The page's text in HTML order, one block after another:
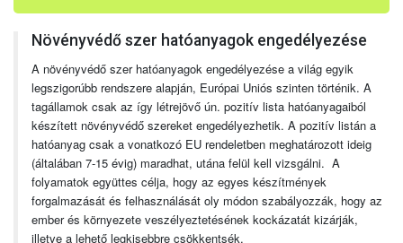
Növényvédő szer hatóanyagok engedélyezése
A növényvédő szer hatóanyagok engedélyezése a világ egyik
legszigorúbb rendszere alapján, Európai Uniós szinten történik. A
tagállamok csak az így létrejövő ún. pozitív lista hatóanyagaiból
készített növényvédő szereket engedélyezhetik. A pozitív listán a
hatóanyag csak a vonatkozó EU rendeletben meghatározott ideig
(általában 7-15 évig) maradhat, utána felül kell vizsgálni. A
folyamatok együttes célja, hogy az egyes készítmények
forgalmazását és felhasználását oly módon szabályozzák, hogy az
ember és környezete veszélyeztetésének kockázatát kizárják,
illetve a lehető legkisebbre csökkentsék.